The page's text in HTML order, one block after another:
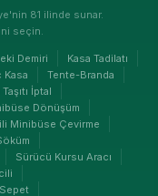
81 ilinde sunar.
seçin.
Demiri
Kasa Tadilatı
Kasa
Tente-Branda
İptal
Dönüşüm
Minibüse Çevirme
Sürücü Kursu Aracı